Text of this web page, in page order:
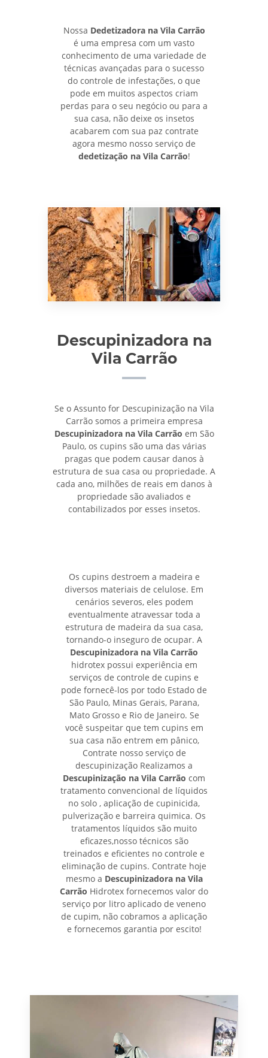
Nossa Dedetizadora na Vila Carrão
é uma empresa com um vasto
conhecimento de uma variedade de
técnicas avançadas para o sucesso
do controle de infestações, o que
pode em muitos aspectos criam
perdas para o seu negócio ou para a
sua casa, não deixe os insetos
acabarem com sua paz contrate
agora mesmo nosso serviço de
dedetização na Vila Carrão!
Descupinizadora na
Vila Carrão
Se o Assunto for Descupinização na Vila
Carrão somos a primeira empresa
Descupinizadora na Vila Carrão em São
Paulo, os cupins são uma das várias
pragas que podem causar danos à
estrutura de sua casa ou propriedade. A
cada ano, milhões de reais em danos à
propriedade são avaliados e
contabilizados por esses insetos.
Os cupins destroem a madeira e
diversos materiais de celulose. Em
cenários severos, eles podem
eventualmente atravessar toda a
estrutura de madeira da sua casa,
tornando-o inseguro de ocupar. A
Descupinizadora na Vila Carrão
hidrotex possui experiência em
serviços de controle de cupins e
pode fornecê-los por todo Estado de
São Paulo, Minas Gerais, Parana,
Mato Grosso e Rio de Janeiro. Se
você suspeitar que tem cupins em
sua casa não entrem em pânico,
Contrate nosso serviço de
descupinização Realizamos a
Descupinização na Vila Carrão com
tratamento convencional de líquidos
no solo , aplicação de cupinicida,
pulverização e barreira quimica. Os
tratamentos líquidos são muito
eficazes,nosso técnicos são
treinados e eficientes no controle e
eliminação de cupins. Contrate hoje
mesmo a Descupinizadora na Vila
Carrão Hidrotex fornecemos valor do
serviço por litro aplicado de veneno
de cupim, não cobramos a aplicação
e fornecemos garantia por escito!